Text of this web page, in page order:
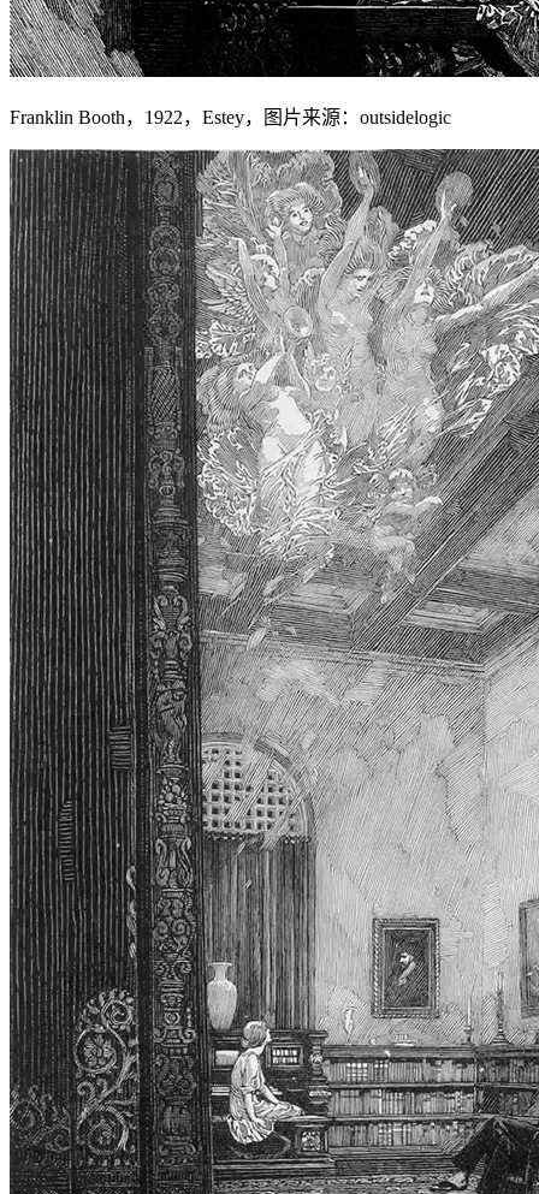
Franklin Booth，1922，Estey，图片来源：outsidelogic